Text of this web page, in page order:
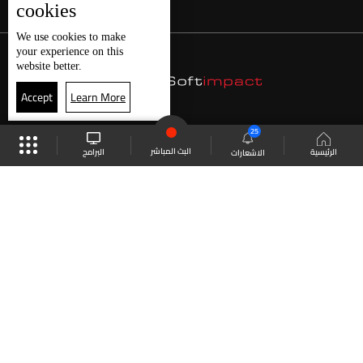
الرئيسية الاشعارات
25
البث المباشر البرامج
cookies
We use cookies to make
your experience on this
website better.
Accept Learn More
موقع البرامج الجدول البث المباشر